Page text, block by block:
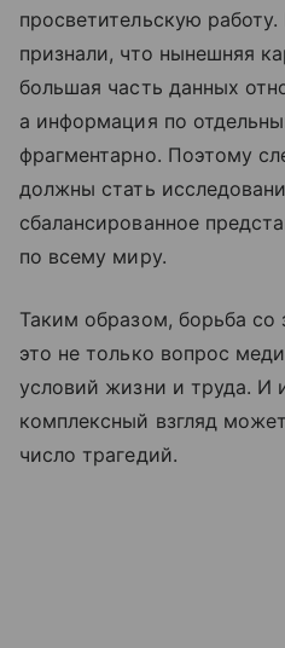
просветительскую
признали, что нынешняя
большая часть данных
а информация по
фрагментарно. Поэтому
должны стать
сбалансированное
по всему миру.
Таким образом, борьба
это не только вопрос
условий жизни и труда. И
комплексный взгляд
число трагедий.